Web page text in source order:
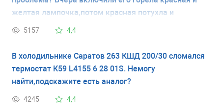
желтая лампочка,потом красная потухла и
переключили кнопку стала гореть только зеленая.
5157 4,4
В холодильнике Саратов 263 КШД 200/30 сломался
термостат К59 L4155 6 28 01S. Немогу
найти,подскажите есть аналог?
4245 4,4